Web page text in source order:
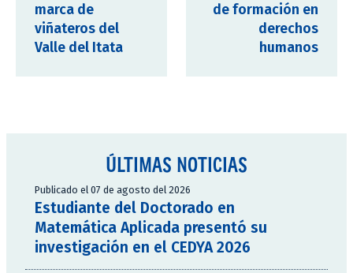
marca de
viñateros del
Valle del Itata
de formación en
derechos
humanos
ÚLTIMAS NOTICIAS
Publicado el 07 de agosto del 2026
Estudiante del Doctorado en
Matemática Aplicada presentó su
investigación en el CEDYA 2026